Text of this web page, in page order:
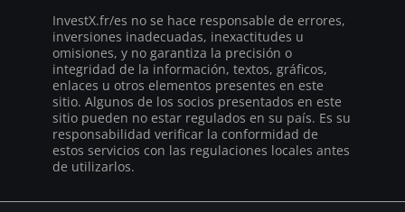
InvestX.fr/es no se hace responsable de errores,
inversiones inadecuadas, inexactitudes u
omisiones, y no garantiza la precisión o
integridad de la información, textos, gráficos,
enlaces u otros elementos presentes en este
sitio. Algunos de los socios presentados en este
sitio pueden no estar regulados en su país. Es su
responsabilidad verificar la conformidad de
estos servicios con las regulaciones locales antes
de utilizarlos.